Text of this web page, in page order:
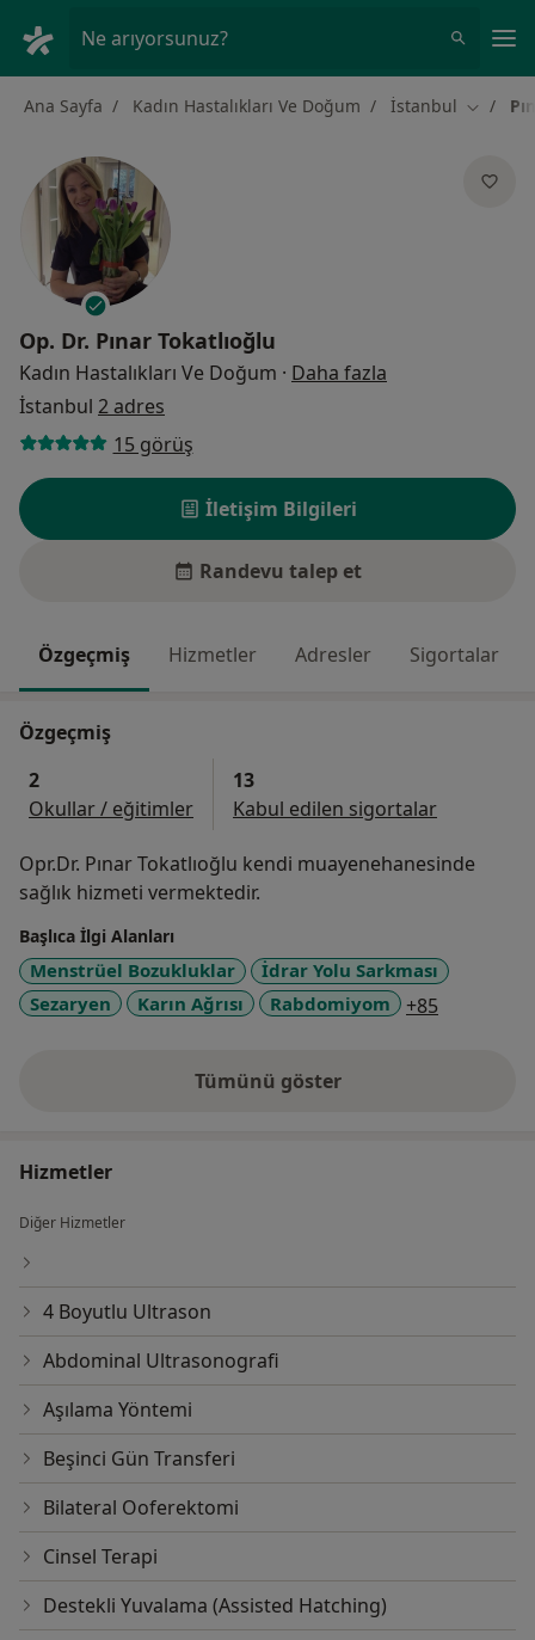
Ne arıyorsunuz?
Ana Sayfa Kadın Hastalıkları Ve Doğum İstanbul Şehir
Op. Dr. Pınar Tokatlıoğlu
Kadın Hastalıkları Ve Doğum · Daha fazla
İstanbul 2 adres
15 görüş
İletişim Bilgileri
Randevu talep et
Özgeçmiş Hizmetler Adresler Sigortalar
Özgeçmiş
2
Okullar / eğitimler
13
Kabul edilen sigortalar
Opr.Dr. Pınar Tokatlıoğlu kendi muayenehanesinde
sağlık hizmeti vermektedir.
Başlıca İlgi Alanları
Menstrüel Bozukluklar
İdrar Yolu Sarkması
Sezaryen
Karın Ağrısı Rabdomiyom +85
Tümünü gösterdeneyim hakkında
Hizmetler
Diğer Hizmetler
4 Boyutlu Ultrason
Abdominal Ultrasonografi
Aşılama Yöntemi
Beşinci Gün Transferi
Bilateral Ooferektomi
Cinsel Terapi
Destekli Yuvalama (Assisted Hatching)